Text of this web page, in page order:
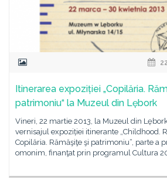
Itinerarea expoziției „Copilăria.
patrimoniu“ la Muzeul din Lębork
Vineri, 22 martie 2013, la Muzeul din
vernisajul expoziției itinerante „Childhood.
Copilăria. Rămăşiţe şi patrimoniu“, parte a
omonim, finanţat prin programul Cultura